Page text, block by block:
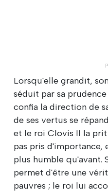
Lorsqu'elle grandit,
séduit par sa
confia la direction de
de ses vertus se
et le roi Clovis II la prit
pas pris d'importance,
plus humble qu'avant.
permet d'être une
pauvres ; le roi lui